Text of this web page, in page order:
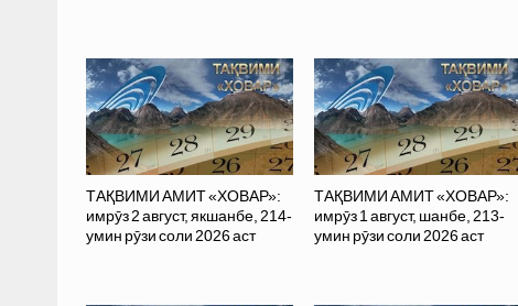
ТАҚВИМИ АМИТ «ХОВАР»:
имрӯз 2 август, якшанбе, 214-
умин рӯзи соли 2026 аст
ТАҚВИМИ АМИТ «ХОВАР»:
имрӯз 1 август, шанбе, 213-
умин рӯзи соли 2026 аст